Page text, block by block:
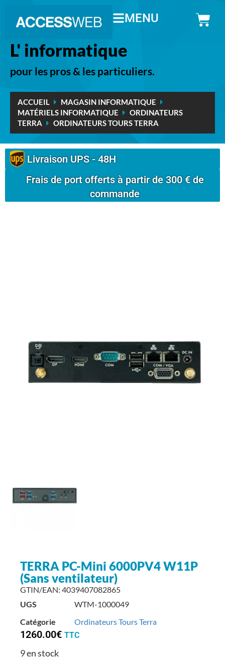
MENU
L' informatique
pour les pros & les particuliers.
ACCUEIL
MAGASIN INFORMATIQUE
MATÉRIELS INFORMATIQUE
ORDINATEURS
TERRA
ORDINATEURS TOURS TERRA
Livraison UPS - 48H
Frais de port offerts à partir de 300 € de
commande
TERRA PC-Mini 6000PV4 W11P
(Sans ventilateur)
GTIN/EAN: 4039407082865
UGS
WTM-1000049
Catégorie
Ordinateurs Tours Terra
1260.00€ TTC
9 en stock